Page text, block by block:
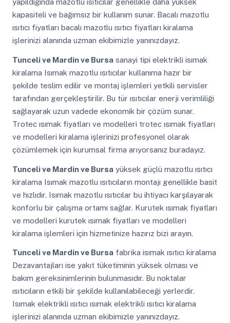
yapıldığında mazotlu ısıtıcılar genellikle daha yüksek
kapasiteli ve bağımsız bir kullanım sunar. Bacalı mazotlu
ısıtıcı fiyatları bacalı mazotlu ısıtıcı fiyatları kiralama
işlerinizi alanında uzman ekibimizle yanınızdayız.
Tunceli ve Mardin ve Bursasanayi tipi elektrikli isımak
kiralama Isımak mazotlu ısıtıcılar kullanıma hazır bir
şekilde teslim edilir ve montaj işlemleri yetkili servisler
tarafından gerçekleştirilir. Bu tür ısıtıcılar enerji verimliliği
sağlayarak uzun vadede ekonomik bir çözüm sunar.
Trotec ısımak fiyatları ve modelleri trotec ısımak fiyatları
ve modelleri kiralama işlerinizi profesyonel olarak
çözümlemek için kurumsal firma arıyorsanız buradayız.
Tunceli ve Mardin ve Bursayüksek güçlü mazotlu ısıtıcı
kiralama Isımak mazotlu ısıtıcıların montajı genellikle basit
ve hızlıdır. Isımak mazotlu ısıtıcılar bu ihtiyacı karşılayarak
konforlu bir çalışma ortamı sağlar. Kurutek ısımak fiyatları
ve modelleri kurutek ısımak fiyatları ve modelleri
kiralama işlemleri için hizmetinize hazırız bizi arayın.
Tunceli ve Mardin ve Bursafabrika isımak ısıtıcı kiralama
Dezavantajları ise yakıt tüketiminin yüksek olması ve
bakım gereksinimlerinin bulunmasıdır. Bu noktalar
ısıtıcıların etkili bir şekilde kullanılabileceği yerlerdir.
Isımak elektrikli ısıtıcı ısımak elektrikli ısıtıcı kiralama
işlerinizi alanında uzman ekibimizle yanınızdayız.